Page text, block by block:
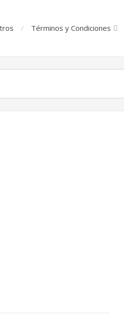
Términos y Condiciones